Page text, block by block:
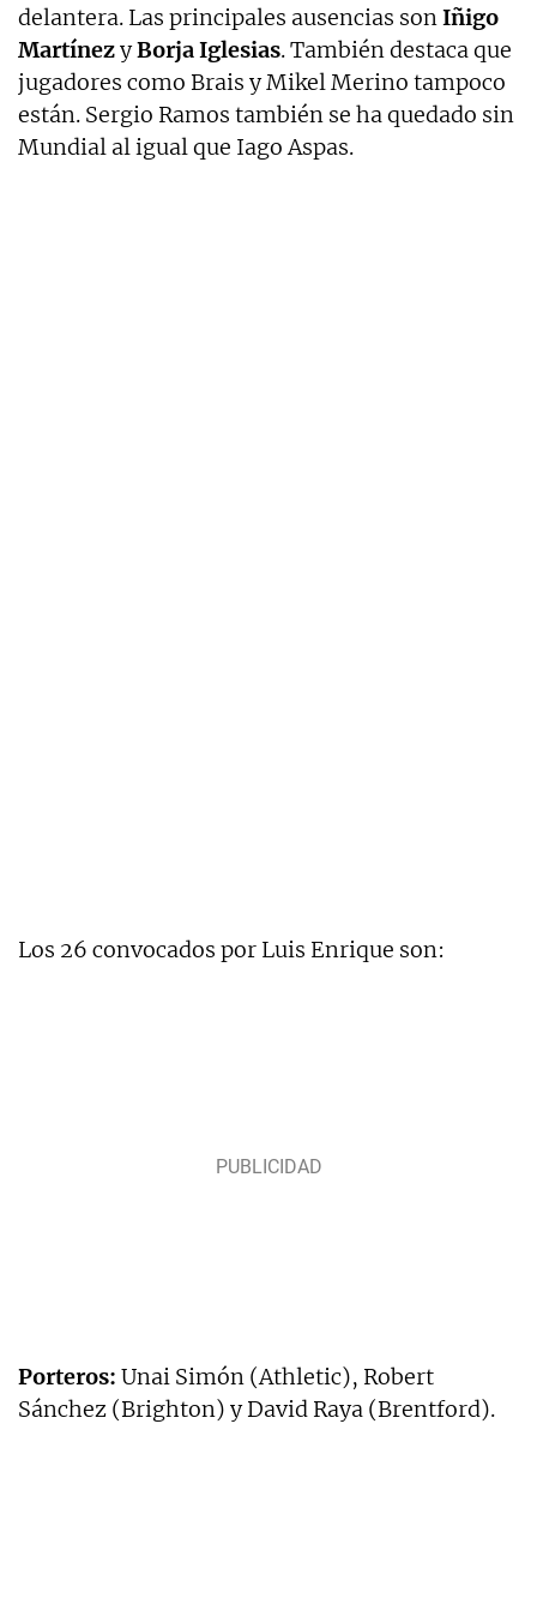
delantera. Las principales ausencias sonIñigo
MartínezyBorja Iglesias. También destaca que
jugadores como Brais y Mikel Merino tampoco
están. Sergio Ramos también se ha quedado sin
Mundial al igual que Iago Aspas.
Los 26 convocados por Luis Enrique son:
Porteros: Unai Simón (Athletic), Robert
Sánchez (Brighton) y David Raya (Brentford).